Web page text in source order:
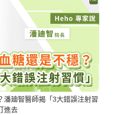
潘廸智醫師揭「3大錯誤注射習
進去